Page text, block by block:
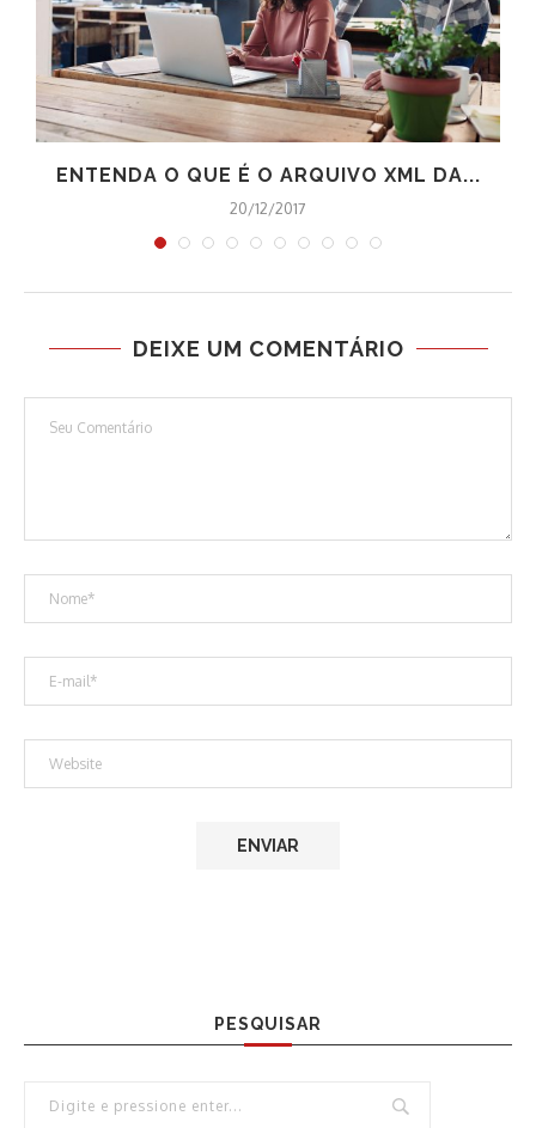
ENTENDA O QUE É O ARQUIVO XML DA...
20/12/2017
DEIXE UM COMENTÁRIO
PESQUISAR